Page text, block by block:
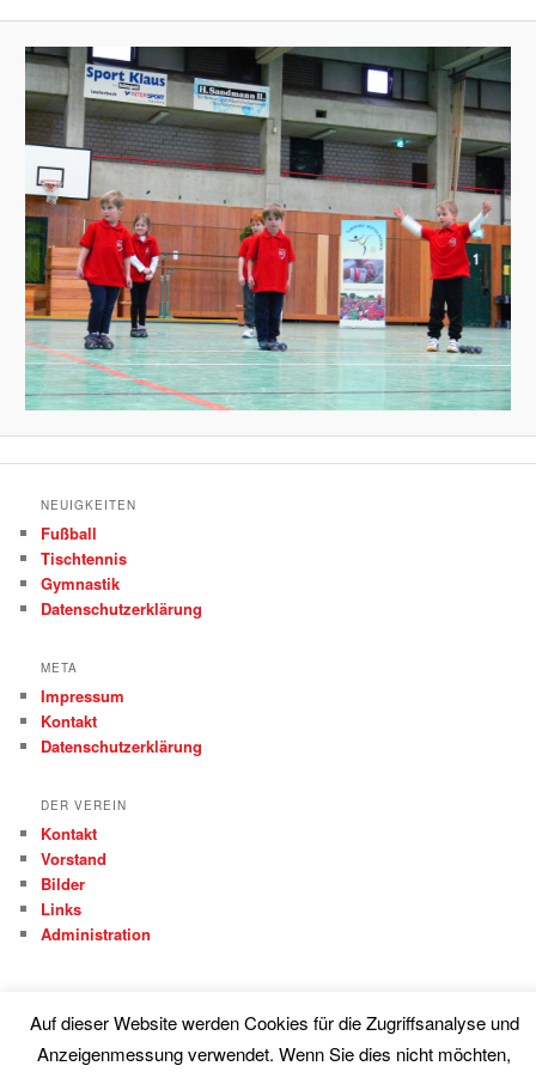
NEUIGKEITEN
Fußball
Tischtennis
Gymnastik
Datenschutzerklärung
META
Impressum
Kontakt
Datenschutzerklärung
DER VEREIN
Kontakt
Vorstand
Bilder
Links
Administration
Proudly powered by WordPress
Auf dieser Website werden Cookies für die Zugriffsanalyse und
Anzeigenmessung verwendet. Wenn Sie dies nicht möchten,